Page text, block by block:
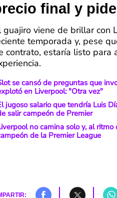
final y
guajiro viene de brillar con
temporada y, pese
contrato, estaría listo para
se cansó de preguntas que
en Liverpool: "Otra vez"
jugoso salario que tendría Luis
salir campeón de Premier
no camina solo y, al ritmo
de la Premier League